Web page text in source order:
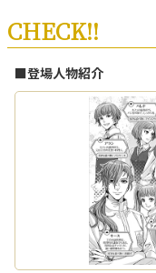
CHECK!!
■登場人物紹介